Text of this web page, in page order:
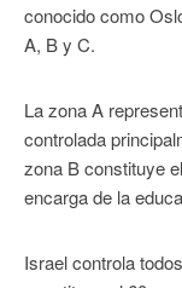
conocido como
A, B y C.
La zona A
controlada
zona B constituye
encarga de la
Israel controla